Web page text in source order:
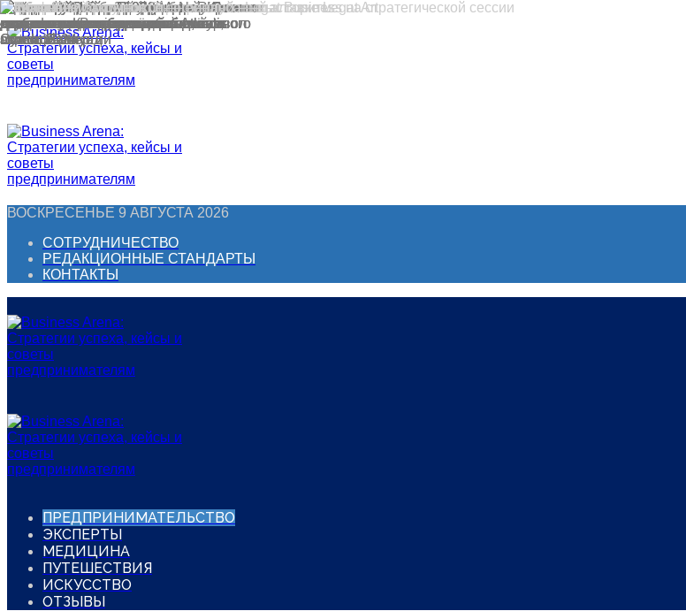
Перейти
к
контенту
ВОСКРЕСЕНЬЕ 9 АВГУСТА 2026
СОТРУДНИЧЕСТВО
РЕДАКЦИОННЫЕ СТАНДАРТЫ
КОНТАКТЫ
ПРЕДПРИНИМАТЕЛЬСТВО
ЭКСПЕРТЫ
МЕДИЦИНА
ПУТЕШЕСТВИЯ
ИСКУССТВО
ОТЗЫВЫ